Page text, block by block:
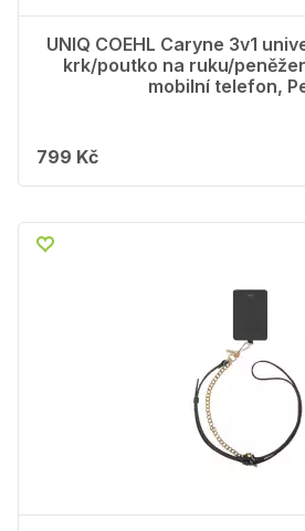
UNIQ COEHL Caryne 3v1
krk/poutko na ruku/
mobilní telefon,
799 Kč